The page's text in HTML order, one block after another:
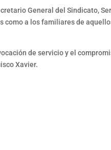
General del Sindicato,
como a los familiares de
de servicio y el
Xavier.